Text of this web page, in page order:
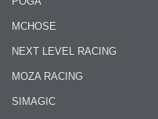
MCHOSE
NEXT LEVEL RACING
MOZA RACING
SIMAGIC